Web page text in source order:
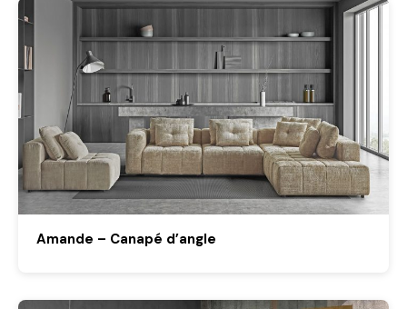
Amande – Canapé d’angle